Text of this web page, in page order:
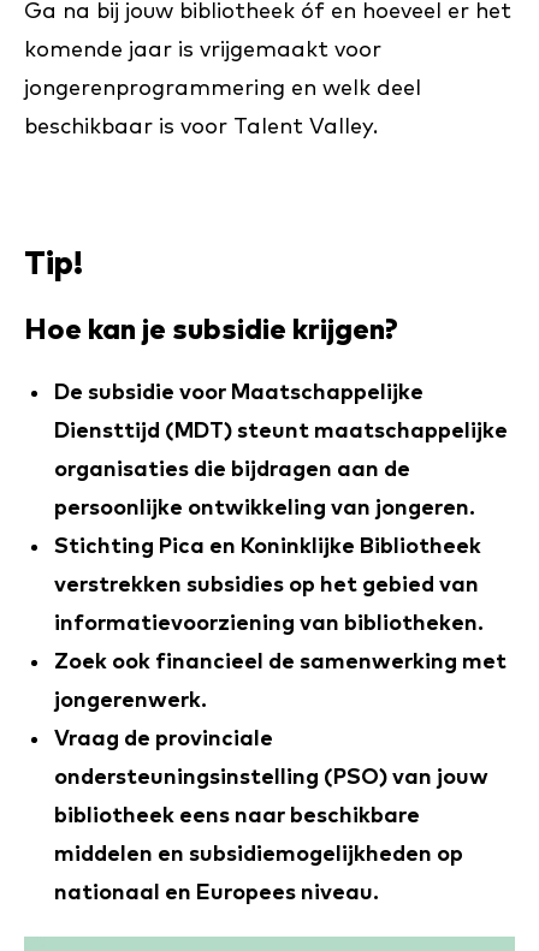
Ga na bij jouw bibliotheek óf en hoeveel er het
komende jaar is vrijgemaakt voor
jongerenprogrammering en welk deel
beschikbaar is voor Talent Valley.
Tip!
Hoe kan je subsidie krijgen?
De subsidie voor Maatschappelijke
Diensttijd (MDT) steunt maatschappelijke
organisaties die bijdragen aan de
persoonlijke ontwikkeling van jongeren.
Stichting Pica en Koninklijke Bibliotheek
verstrekken subsidies op het gebied van
informatievoorziening van bibliotheken.
Zoek ook financieel de samenwerking met
jongerenwerk.
Vraag de provinciale
ondersteuningsinstelling (PSO) van jouw
bibliotheek eens naar beschikbare
middelen en subsidiemogelijkheden op
nationaal en Europees niveau.